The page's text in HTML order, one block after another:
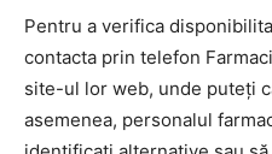
Pentru a verifica
contacta prin telefon
site-ul lor web, unde puteți
asemenea, personalul